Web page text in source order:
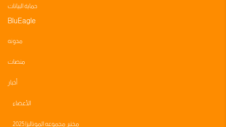
حماية البيانات
BluEagle
مدونه
منصات
أخبار
الأعضاء
مختبر مجموعه الموناليزا 2025